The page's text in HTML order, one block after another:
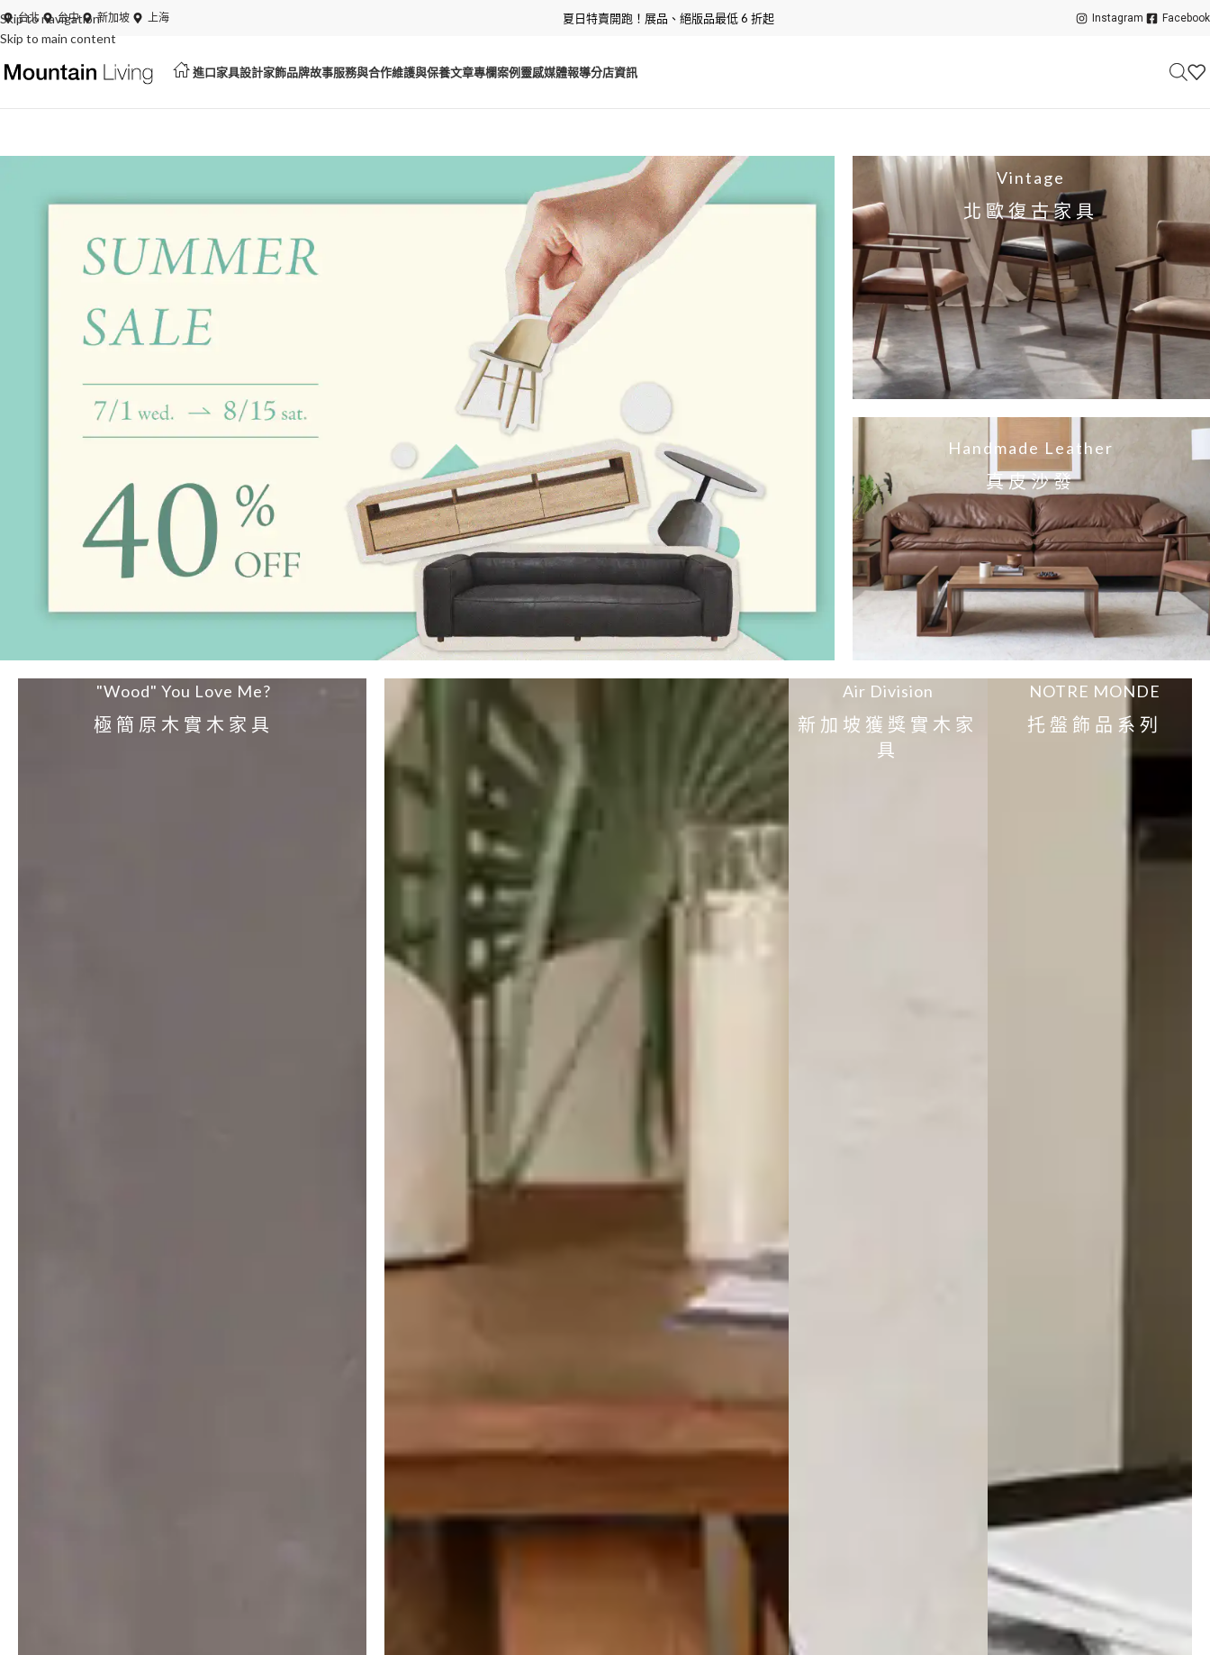
Skip to navigation
Skip to main content
台北 台中 新加坡 上海
夏日特賣開跑！展品、絕版品最低 6 折起 夏日特賣開跑！展品、絕版品最低 6 折起 Instagram Facebook
進口家具設計家飾品牌故事服務與合作維護與保養文章專欄案例靈感媒體報導分店資訊
Vintage
北歐復古家具
Handmade Leather
真皮沙發
"Wood" You Love Me?
極簡原木實木家具
Air Division
新加坡獲獎實木家
具
NOTRE MONDE
托盤飾品系列